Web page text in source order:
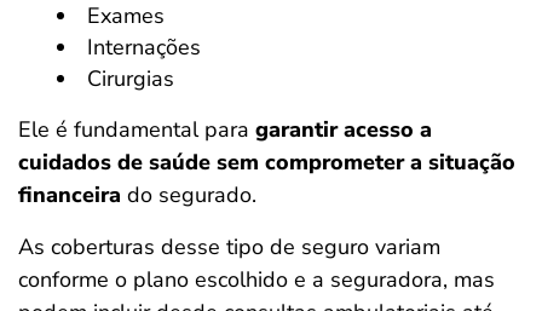
Exames
Internações
Cirurgias
Ele é fundamental para garantir acesso a
cuidados de saúde sem comprometer a situação
financeira do segurado.
As coberturas desse tipo de seguro variam
conforme o plano escolhido e a seguradora, mas